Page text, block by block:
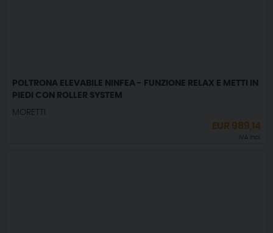
POLTRONA ELEVABILE NINFEA - FUNZIONE RELAX E METTI IN
PIEDI CON ROLLER SYSTEM
MORETTI
EUR 989,14
IVA incl.